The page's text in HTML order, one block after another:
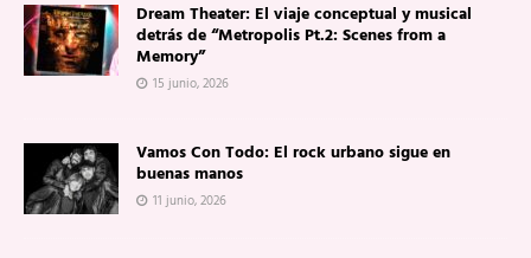
Dream Theater: El viaje conceptual y musical
detrás de “Metropolis Pt.2: Scenes from a
Memory”
15 junio, 2026
Vamos Con Todo: El rock urbano sigue en
buenas manos
11 junio, 2026